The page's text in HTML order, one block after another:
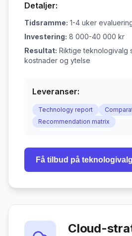
Detaljer:
Tidsramme: 1-4 uker
Investering: 8 000-40 000 kr
Resultat: Riktige teknologivalg
kostnader og ytelse
Leveranser:
Technology report
Recommendation matrix
Få tilbud på
Cloud-